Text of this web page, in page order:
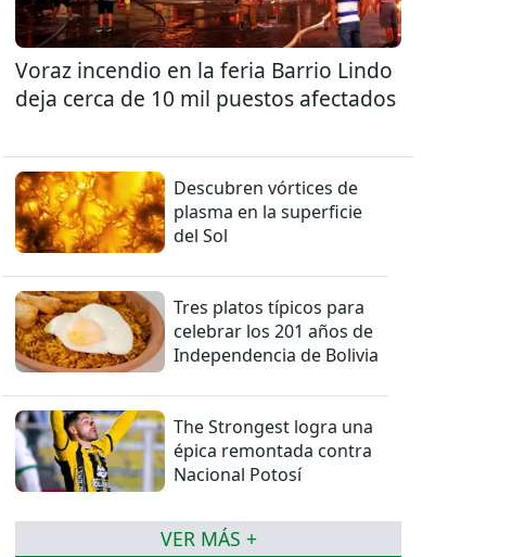
Voraz incendio en la feria Barrio Lindo
deja cerca de 10 mil puestos afectados
Descubren vórtices de
plasma en la superficie
del Sol
Tres platos típicos para
celebrar los 201 años de
Independencia de Bolivia
The Strongest logra una
épica remontada contra
Nacional Potosí
VER MÁS +